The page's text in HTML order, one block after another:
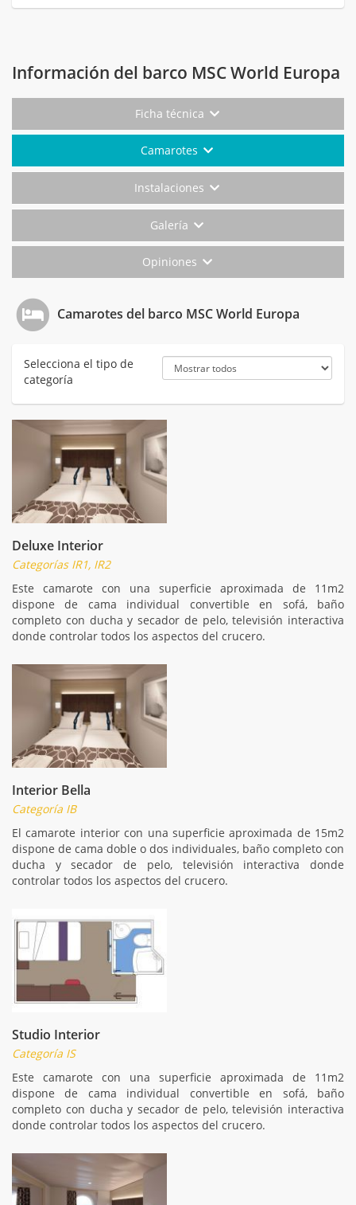
Información del barco MSC World Europa
Ficha técnica
Camarotes
Instalaciones
Galería
Opiniones
Camarotes del barco MSC World Europa
Selecciona el tipo de
categoría
Deluxe Interior
Categorías IR1, IR2
Este camarote con una superficie aproximada de 11m2
dispone de cama individual convertible en sofá, baño
completo con ducha y secador de pelo, televisión interactiva
donde controlar todos los aspectos del crucero.
Interior Bella
Categoría IB
El camarote interior con una superficie aproximada de 15m2
dispone de cama doble o dos individuales, baño completo con
ducha y secador de pelo, televisión interactiva donde
controlar todos los aspectos del crucero.
Studio Interior
Categoría IS
Este camarote con una superficie aproximada de 11m2
dispone de cama individual convertible en sofá, baño
completo con ducha y secador de pelo, televisión interactiva
donde controlar todos los aspectos del crucero.